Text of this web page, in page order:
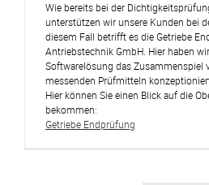
Wie bereits bei der
unterstützen wir unsere Kunden bei
diesem Fall betrifft es die Getriebe
Antriebstechnik GmbH. Hier haben
Softwarelösung das Zusammenspiel
messenden Prüfmitteln
Hier können Sie einen Blick auf die
bekommen:
Getriebe Endprüfung